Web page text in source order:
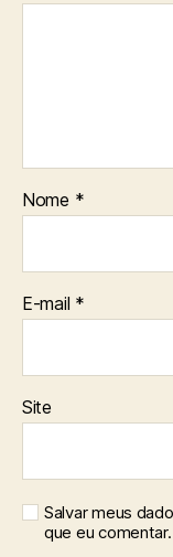
Nome *
E-mail *
Site
Salvar meus
que eu comentar.